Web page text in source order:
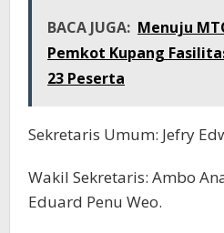
BACA JUGA: Menuju
Pemkot Kupang
23 Peserta
Sekretaris Umum: Jefry
Wakil Sekretaris: Ambo
Eduard Penu Weo.